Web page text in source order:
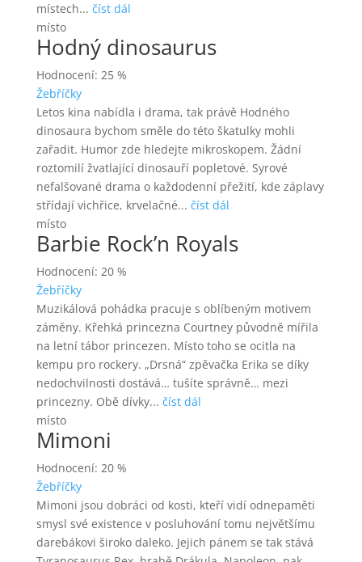
místech... číst dál
místo
Hodný dinosaurus
Hodnocení: 25 %
Žebříčky
Letos kina nabídla i drama, tak právě Hodného
dinosaura bychom směle do této škatulky mohli
zařadit. Humor zde hledejte mikroskopem. Žádní
roztomilí žvatlající dinosauří popletové. Syrové
nefalšované drama o každodenní přežití, kde záplavy
střídají vichřice, krvelačné... číst dál
místo
Barbie Rock’n Royals
Hodnocení: 20 %
Žebříčky
Muzikálová pohádka pracuje s oblíbeným motivem
záměny. Křehká princezna Courtney původně mířila
na letní tábor princezen. Místo toho se ocitla na
kempu pro rockery. „Drsná“ zpěvačka Erika se díky
nedochvilnosti dostává… tušíte správně… mezi
princezny. Obě dívky... číst dál
místo
Mimoni
Hodnocení: 20 %
Žebříčky
Mimoni jsou dobráci od kosti, kteří vidí odnepaměti
smysl své existence v posluhování tomu největšímu
darebákovi široko daleko. Jejich pánem se tak stává